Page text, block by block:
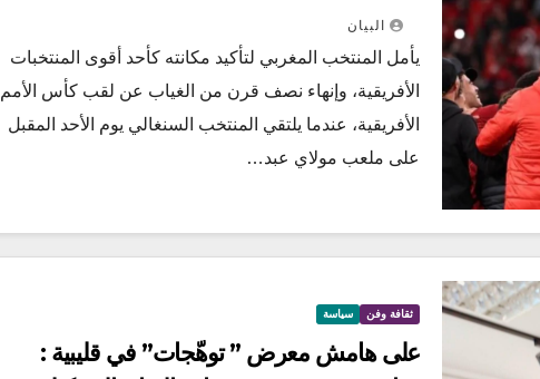
البيان
يأمل المنتخب المغربي لتأكيد مكانته كأحد أقوى المنتخبات
الأفريقية، وإنهاء نصف قرن من الغياب عن لقب كأس الأمم
الأفريقية، عندما يلتقي المنتخب السنغالي يوم الأحد المقبل
على ملعب مولاي عبد…
ثقافة وفن سياسة
على هامش معرض ” توهّجات” في قليبية :